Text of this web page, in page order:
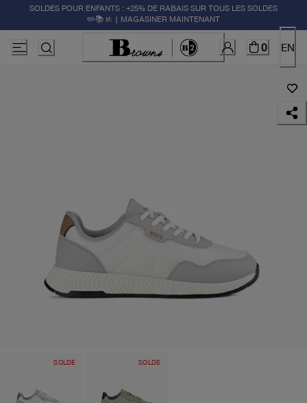
SOLDES POUR ENFANTS : +25% DE RABAIS SUR TOUS LES SOLDES
✏️📚🚸 | MAGASINER MAINTENANT
0 EN
SOLDE SOLDE